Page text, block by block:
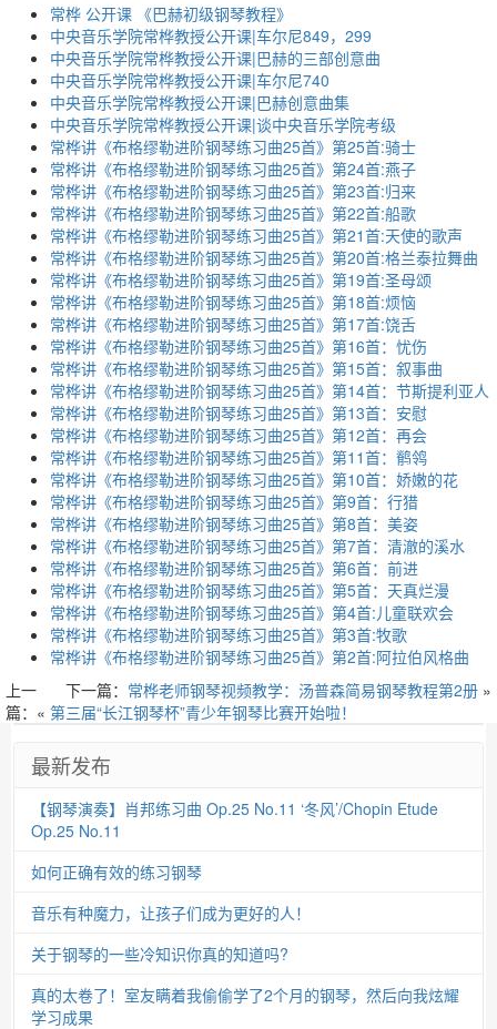
常桦 公开课 《巴赫初级钢琴教程》
中央音乐学院常桦教授公开课|车尔尼849，299
中央音乐学院常桦教授公开课|巴赫的三部创意曲
中央音乐学院常桦教授公开课|车尔尼740
中央音乐学院常桦教授公开课|巴赫创意曲集
中央音乐学院常桦教授公开课|谈中央音乐学院考级
常桦讲《布格缪勒进阶钢琴练习曲25首》第25首:骑士
常桦讲《布格缪勒进阶钢琴练习曲25首》第24首:燕子
常桦讲《布格缪勒进阶钢琴练习曲25首》第23首:归来
常桦讲《布格缪勒进阶钢琴练习曲25首》第22首:船歌
常桦讲《布格缪勒进阶钢琴练习曲25首》第21首:天使的歌声
常桦讲《布格缪勒进阶钢琴练习曲25首》第20首:格兰泰拉舞曲
常桦讲《布格缪勒进阶钢琴练习曲25首》第19首:圣母颂
常桦讲《布格缪勒进阶钢琴练习曲25首》第18首:烦恼
常桦讲《布格缪勒进阶钢琴练习曲25首》第17首:饶舌
常桦讲《布格缪勒进阶钢琴练习曲25首》第16首：忧伤
常桦讲《布格缪勒进阶钢琴练习曲25首》第15首：叙事曲
常桦讲《布格缪勒进阶钢琴练习曲25首》第14首： 节斯提利亚人
常桦讲《布格缪勒进阶钢琴练习曲25首》第13首：安慰
常桦讲《布格缪勒进阶钢琴练习曲25首》第12首： 再会
常桦讲《布格缪勒进阶钢琴练习曲25首》第11首： 鹡鸰
常桦讲《布格缪勒进阶钢琴练习曲25首》第10首： 娇嫩的花
常桦讲《布格缪勒进阶钢琴练习曲25首》第9首：行猎
常桦讲《布格缪勒进阶钢琴练习曲25首》第8首：美姿
常桦讲《布格缪勒进阶钢琴练习曲25首》第7首：清澈的溪水
常桦讲《布格缪勒进阶钢琴练习曲25首》第6首：前进
常桦讲《布格缪勒进阶钢琴练习曲25首》第5首：天真烂漫
常桦讲《布格缪勒进阶钢琴练习曲25首》第4首:儿童联欢会
常桦讲《布格缪勒进阶钢琴练习曲25首》第3首:牧歌
常桦讲《布格缪勒进阶钢琴练习曲25首》第2首:阿拉伯风格曲
下一篇： 常桦老师钢琴视频教学：汤普森简易钢琴教程第2册 »
上一
篇：« 第三届“长江钢琴杯”青少年钢琴比赛开始啦！
最新发布
【钢琴演奏】肖邦练习曲 Op.25 No.11 ‘冬风’/Chopin Etude
Op.25 No.11
如何正确有效的练习钢琴
音乐有种魔力，让孩子们成为更好的人！
关于钢琴的一些冷知识你真的知道吗?
真的太卷了！室友瞒着我偷偷学了2个月的钢琴，然后向我炫耀
学习成果